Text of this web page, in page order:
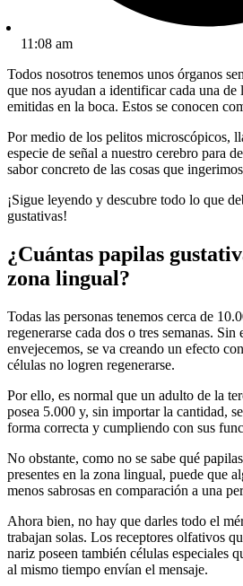
11:08 am
Todos nosotros tenemos unos órganos
que nos ayudan a identificar cada una de
emitidas en la boca. Estos se conocen
Por medio de los pelitos microscópicos,
especie de señal a nuestro cerebro para
sabor concreto de las cosas que
¡Sigue leyendo y descubre todo lo que
gustativas!
¿Cuántas papilas
zona lingual?
Todas las personas tenemos cerca de
regenerarse cada dos o tres semanas. Sin
envejecemos, se va creando un efecto
células no logren regenerarse.
Por ello, es normal que un adulto de la
posea 5.000 y, sin importar la cantidad,
forma correcta y cumpliendo con sus
No obstante, como no se sabe qué
presentes en la zona lingual, puede que
menos sabrosas en comparación a una
Ahora bien, no hay que darles todo el
trabajan solas. Los receptores olfativos
nariz poseen también células especiales
al mismo tiempo envían el mensaje.